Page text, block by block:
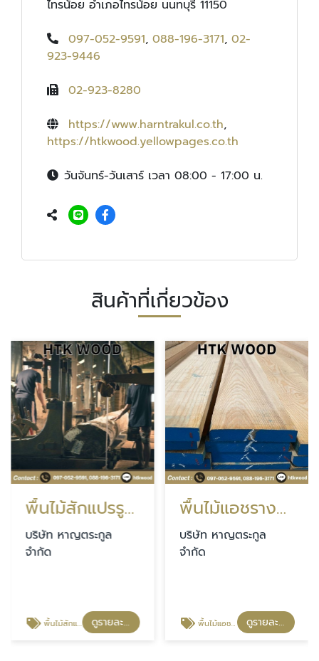
ไทรน้อย อำเภอไทรน้อย นนทบุรี 11150
097-052-9591, 088-196-3171, 02-
923-9446
02-923-8280
https://www.harntrakul.co.th,
https://htkwood.yellowpages.co.th
วันจันทร์-วันเสาร์ เวลา 08:00 - 17:00 น.
สินค้าที่เกี่ยวข้อง
พื้นไม้สักแปรรูปราคาส่ง นนทบุรี
บริษัท หาญตระกูล
จำกัด
พื้นไม้สักแปรรูปราคาส่ง นนทบุรี ดูรายละเอียด
พื้นไม้แอชรางลิ้นขนาดตามสั่ง นนทบุรี
บริษัท หาญตระกูล
จำกัด
พื้นไม้แอชรางลิ้นขนาดตามสั่ง นนทบุรี ดูรายละเอียด